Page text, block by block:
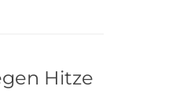
Hitze